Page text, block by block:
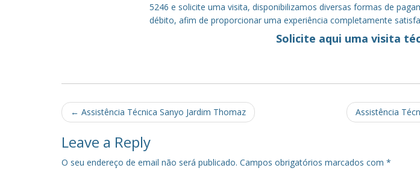
5246 e solicite uma visita, disponibilizamos diversas formas de
débito, afim de proporcionar uma experiência completamente
Solicite aqui uma visita
Post
navigation
← Assistência Técnica Sanyo Jardim Thomaz Assistência
Leave a Reply
O seu endereço de email não será publicado. Campos obrigatórios marcados com *